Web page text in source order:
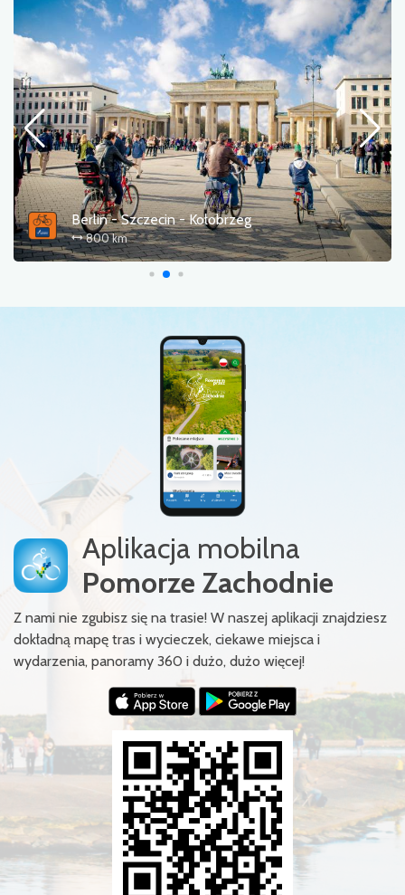
Cedyńska pętla rowerowa
61.0 km
Aplikacja mobilna
Pomorze Zachodnie
Z nami nie zgubisz się na trasie! W naszej aplikacji znajdziesz
dokładną mapę tras i wycieczek, ciekawe miejsca i
wydarzenia, panoramy 360 i dużo, dużo więcej!